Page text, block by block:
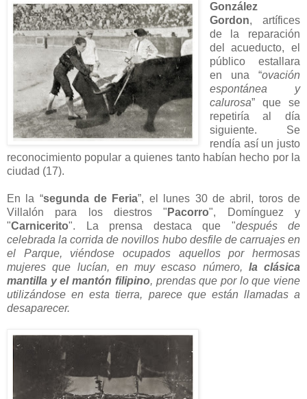
González
Gordon, artífices
de la reparación
del acueducto, el
público estallara
en una “ovación
espontánea y
calurosa” que se
repetiría al día
siguiente. Se
rendía así un justo
reconocimiento popular a quienes tanto habían hecho por la
ciudad (17).
En la “segunda de Feria”, el lunes 30 de abril, toros de
Villalón para los diestros " Pacorro", Domínguez y
"Carnicerito". La prensa destaca que "después de
celebrada la corrida de novillos hubo desfile de carruajesen
el Parque, viéndose ocupados aquellos por hermosas
mujeres que lucían, en muy escaso número, la clásica
mantilla y el mantón filipino, prendas que por lo que viene
utilizándose en esta tierra, parece que están llamadas a
desaparecer.